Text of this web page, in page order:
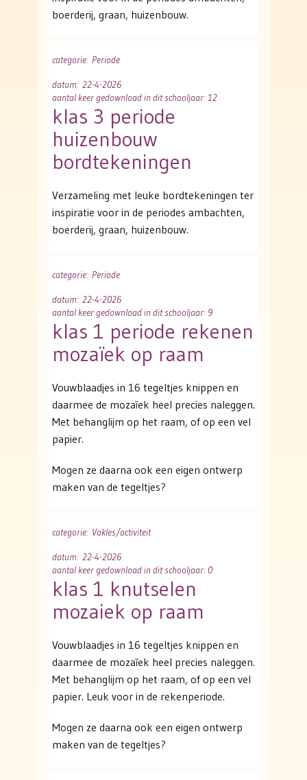
boerderij, graan, huizenbouw.
categorie: Periode
datum: 22-4-2026
aantal keer gedownload in dit schooljaar: 12
klas 3 periode
huizenbouw
bordtekeningen
Verzameling met leuke bordtekeningen ter
inspiratie voor in de periodes ambachten,
boerderij, graan, huizenbouw.
categorie: Periode
datum: 22-4-2026
aantal keer gedownload in dit schooljaar: 9
klas 1 periode rekenen
mozaïek op raam
Vouwblaadjes in 16 tegeltjes knippen en
daarmee de mozaïek heel precies naleggen.
Met behanglijm op het raam, of op een vel
papier.
Mogen ze daarna ook een eigen ontwerp
maken van de tegeltjes?
categorie: Vakles/activiteit
datum: 22-4-2026
aantal keer gedownload in dit schooljaar: 0
klas 1 knutselen
mozaiek op raam
Vouwblaadjes in 16 tegeltjes knippen en
daarmee de mozaïek heel precies naleggen.
Met behanglijm op het raam, of op een vel
papier. Leuk voor in de rekenperiode.
Mogen ze daarna ook een eigen ontwerp
maken van de tegeltjes?